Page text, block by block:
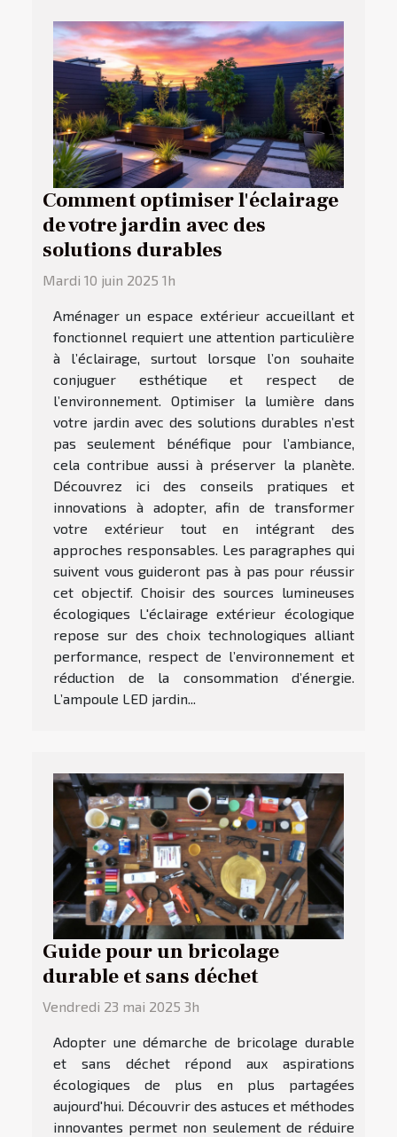
Comment optimiser l'éclairage
de votre jardin avec des
solutions durables
Mardi 10 juin 2025 1h
Aménager un espace extérieur accueillant et
fonctionnel requiert une attention particulière
à l’éclairage, surtout lorsque l’on souhaite
conjuguer esthétique et respect de
l’environnement. Optimiser la lumière dans
votre jardin avec des solutions durables n’est
pas seulement bénéfique pour l’ambiance,
cela contribue aussi à préserver la planète.
Découvrez ici des conseils pratiques et
innovations à adopter, afin de transformer
votre extérieur tout en intégrant des
approches responsables. Les paragraphes qui
suivent vous guideront pas à pas pour réussir
cet objectif. Choisir des sources lumineuses
écologiques L'éclairage extérieur écologique
repose sur des choix technologiques alliant
performance, respect de l’environnement et
réduction de la consommation d’énergie.
L’ampoule LED jardin...
Guide pour un bricolage
durable et sans déchet
Vendredi 23 mai 2025 3h
Adopter une démarche de bricolage durable
et sans déchet répond aux aspirations
écologiques de plus en plus partagées
aujourd'hui. Découvrir des astuces et méthodes
innovantes permet non seulement de réduire